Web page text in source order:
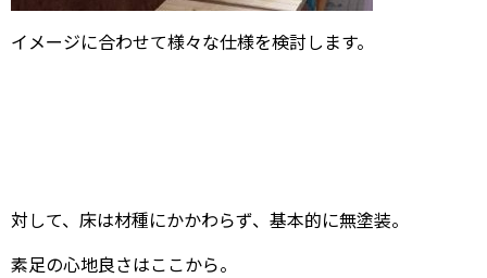
イメージに合わせて様々な仕様を検討します。
対して、床は材種にかかわらず、基本的に無塗装。
素足の心地良さはここから。